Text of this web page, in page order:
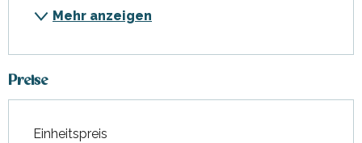
Mehr anzeigen
Preise
Preise 2026
Einheitspreis